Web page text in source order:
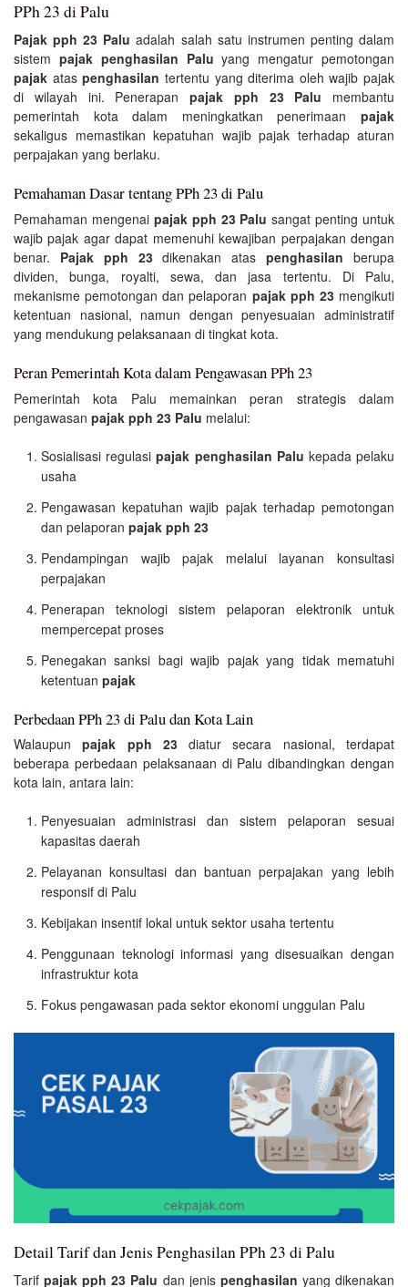
PPh 23 di Palu
Pajak pph 23 Palu adalah salah satu instrumen penting dalam
sistem pajak penghasilan Palu yang mengatur pemotongan
pajak ataspenghasilan tertentu yang diterima oleh wajib pajak
di wilayah ini. Penerapan pajak pph 23 Palu membantu
pemerintah kota dalam meningkatkan penerimaan pajak
sekaligus memastikan kepatuhan wajib pajak terhadap aturan
perpajakan yang berlaku.
Pemahaman Dasar tentang PPh 23 di Palu
Pemahaman mengenai pajak pph 23 Palu sangat penting untuk
wajib pajak agar dapat memenuhi kewajiban perpajakan dengan
benar. Pajak pph 23dikenakan ataspenghasilan berupa
dividen, bunga, royalti, sewa, dan jasa tertentu. Di Palu,
mekanisme pemotongan dan pelaporan pajak pph 23mengikuti
ketentuan nasional, namun dengan penyesuaian administratif
yang mendukung pelaksanaan di tingkat kota.
Peran Pemerintah Kota dalam Pengawasan PPh 23
Pemerintah kota Palu memainkan peran strategis dalam
pengawasan pajak pph 23 Palu melalui:
Sosialisasi regulasipajak penghasilan Palu kepada pelaku
usaha
Pengawasan kepatuhan wajib pajak terhadap pemotongan
dan pelaporan pajak pph 23
Pendampingan wajib pajak melalui layanan konsultasi
perpajakan
Penerapan teknologi sistem pelaporan elektronik untuk
mempercepat proses
Penegakan sanksi bagi wajib pajak yang tidak mematuhi
ketentuan pajak
Perbedaan PPh 23 di Palu dan Kota Lain
Walaupunpajak pph 23diatur secara nasional, terdapat
beberapa perbedaan pelaksanaan di Palu dibandingkan dengan
kota lain, antara lain:
Penyesuaian administrasi dan sistem pelaporan sesuai
kapasitas daerah
Pelayanan konsultasi dan bantuan perpajakan yang lebih
responsif di Palu
Kebijakan insentif lokal untuk sektor usaha tertentu
Penggunaan teknologi informasi yang disesuaikan dengan
infrastruktur kota
Fokus pengawasan pada sektor ekonomi unggulan Palu
Detail Tarif dan Jenis Penghasilan PPh 23 di Palu
Tarifpajak pph 23 Palu dan jenis penghasilan yang dikenakan